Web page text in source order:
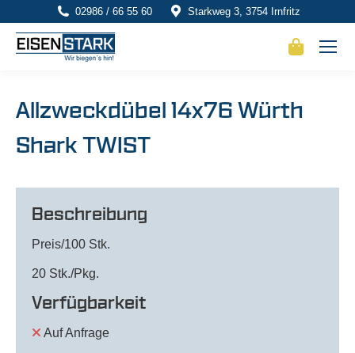
02986 / 66 55 60 Starkweg 3, 3754 Irnfritz
Allzweckdübel 14x76 Würth
Shark TWIST
Beschreibung
Preis/100 Stk.
20 Stk./Pkg.
Verfügbarkeit
Auf Anfrage